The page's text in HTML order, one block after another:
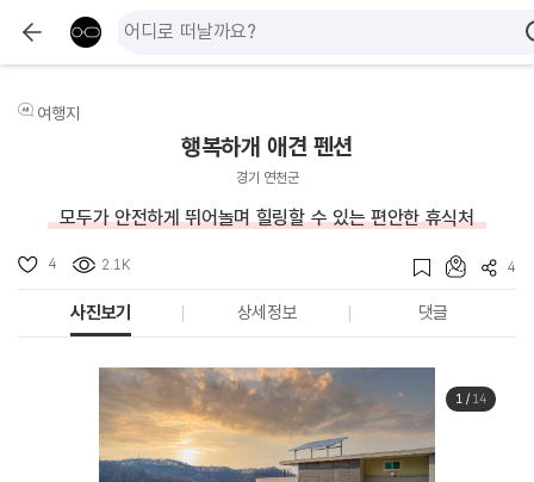
여행지
행복하개 애견 펜션
경기 연천군
모두가 안전하게 뛰어놀며 힐링할 수 있는 편안한 휴식처
4 2.1K 4
사진보기 상세정보 댓글
1/ 14